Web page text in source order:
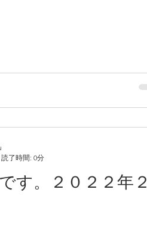
す。２０２２年２
読了時間: 0分